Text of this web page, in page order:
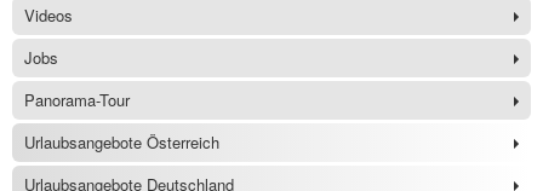
Videos
Jobs
Panorama-Tour
Urlaubsangebote Österreich
Urlaubsangebote Deutschland